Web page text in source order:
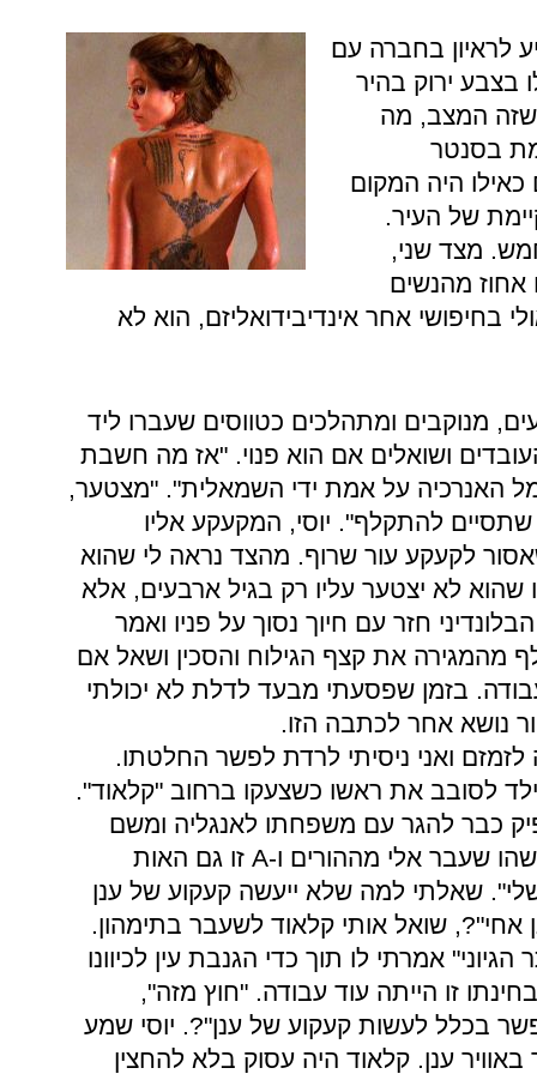
להגיע לראיון בחברה עם
בצבע ירוק בהיר
המצב, מה
בסנטר
כאילו היה המקום
של העיר.
מצד שני,
מהנשים
בחיפושי אחר אינדיבידואליזם, הוא לא
מנוקבים ומתהלכים כטווסים שעברו ליד
ושואלים אם הוא פנוי. "אז מה חשבת
האנרכיה על אמת ידי השמאלית". "מצטער,
להתקלף". יוסי, המקעקע אליו
לקעקע עור שרוף. מהצד נראה לי שהוא
לא יצטער עליו רק בגיל ארבעים, אלא
חזר עם חיוך נסוך על פניו ואמר
מהמגירה את קצף הגילוח והסכין ושאל אם
בזמן שפסעתי מבעד לדלת לא יכולתי
נושא אחר לכתבה הזו.
ואני ניסיתי לרדת לפשר החלטתו.
לסובב את ראשו כשצעקו ברחוב "קלאוד".
כבר להגר עם משפחתו לאנגליה ומשם
שעבר אלי מההורים ו-A זו גם האות
שאלתי למה שלא ייעשה קעקוע של ענן
אחי"?, שואל אותי קלאוד לשעבר בתימהון.
אמרתי לו תוך כדי הגנבת עין לכיוונו
זו הייתה עוד עבודה. "חוץ מזה",
בכלל לעשות קעקוע של ענן"?. יוסי שמע
ענן. קלאוד היה עסוק בלא להחצין